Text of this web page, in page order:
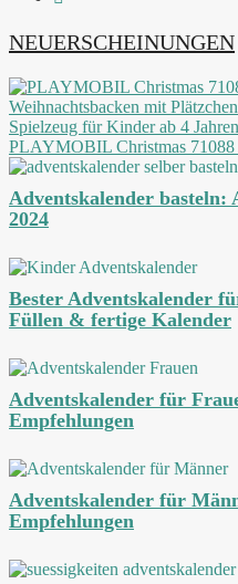
NEUERSCHEINUNGEN
PLAYMOBIL Christmas 71088
Adventskalender basteln:
2024
Bester Adventskalender
Füllen & fertige Kalender
Adventskalender für
Empfehlungen
Adventskalender für
Empfehlungen